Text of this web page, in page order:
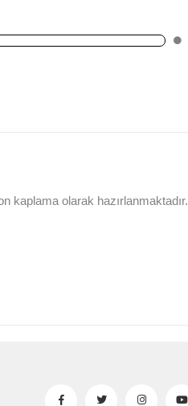
kaplama olarak hazırlanmaktadır.